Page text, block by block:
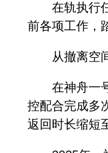
在轨执行任
前各项工作，
从撤离空间
在神舟一号
控配合完成多
返回时长缩短